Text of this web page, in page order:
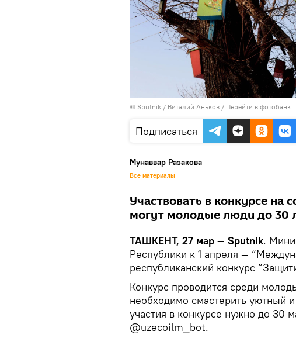
© Sputnik / Виталий Аньков / Перейти в фотобанк
Подписаться
Мунаввар Разакова
Все материалы
Участвовать в конкурсе на
могут молодые люди до 30
ТАШКЕНТ, 27 мар — Sputnik.
Республики к 1 апреля —
республиканский конкурс
Конкурс проводится среди
необходимо смастерить уютный
участия в конкурсе нужно до 30
@uzecoilm_bot.